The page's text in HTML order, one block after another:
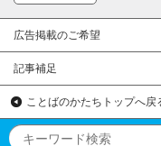
広告掲載のご希望
記事補足
ことばのかたちトップへ戻